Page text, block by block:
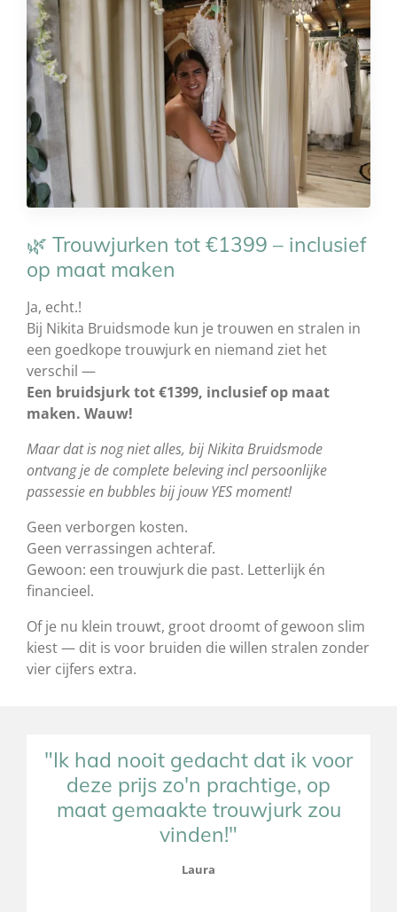
🌿 Trouwjurken tot €1399 – inclusief
op maat maken
Ja, echt.!
Bij Nikita Bruidsmode kun je trouwen en stralen in
een goedkope trouwjurk en niemand ziet het
verschil —
Een bruidsjurk tot €1399, inclusief op maat
maken. Wauw!
Maar dat is nog niet alles, bij Nikita Bruidsmode
ontvang je de complete beleving incl persoonlijke
passessie en bubbles bij jouw YES moment!
Geen verborgen kosten.
Geen verrassingen achteraf.
Gewoon: een trouwjurk die past. Letterlijk én
financieel.
Of je nu klein trouwt, groot droomt of gewoon slim
kiest — dit is voor bruiden die willen stralen zonder
vier cijfers extra.
"Ik had nooit gedacht dat ik voor
deze prijs zo'n prachtige, op
maat gemaakte trouwjurk zou
vinden!"
Laura